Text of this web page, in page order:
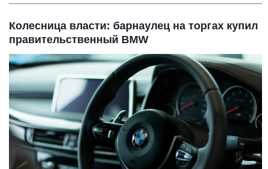
Колесница власти: барнаулец на торгах купил
правительственный BMW